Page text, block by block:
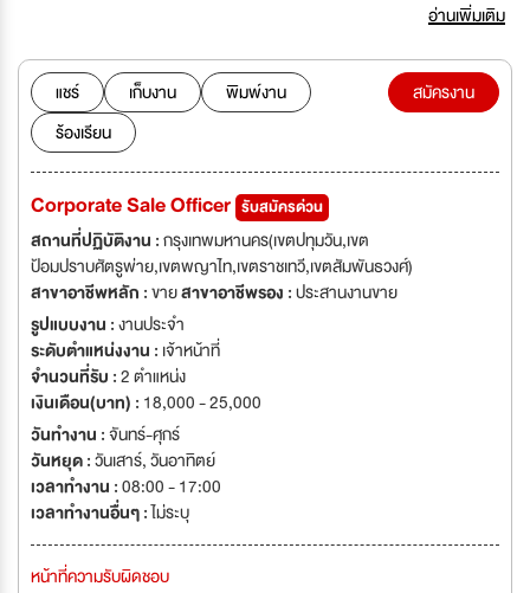
อ่านเพิ่มเติม
แชร์ เก็บงาน
พิมพ์งาน
ร้องเรียน
สมัครงาน
Corporate Sale Officer รับสมัครด่วน
สถานที่ปฏิบัติงาน :กรุงเทพมหานคร(เขตปทุมวัน,เขต
ป้อมปราบศัตรูพ่าย,เขตพญาไท,เขตราชเทวี,เขตสัมพันธวงศ์)
สาขาอาชีพหลัก :ขายสาขาอาชีพรอง :ประสานงานขาย
รูปแบบงาน :งานประจำ
ระดับตำแหน่งงาน : เจ้าหน้าที่
จำนวนที่รับ :2 ตำแหน่ง
เงินเดือน(บาท) : 18,000 - 25,000
วันทำงาน :จันทร์-ศุกร์
วันหยุด :วันเสาร์,วันอาทิตย์
เวลาทำงาน :08:00 - 17:00
เวลาทำงานอื่นๆ :ไม่ระบุ
หน้าที่ความรับผิดชอบ